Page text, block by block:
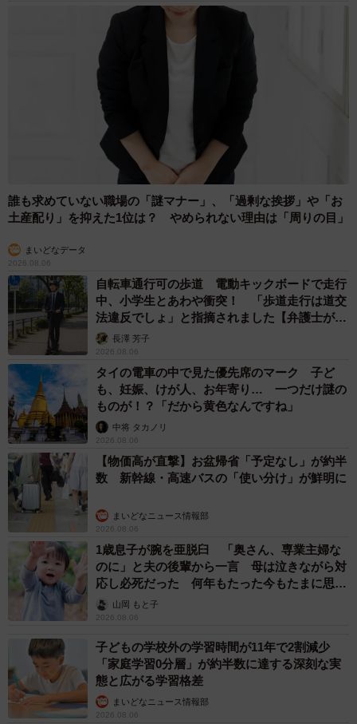
誰も求めていない職場の「謎マナー」、「過剰な挨拶」や「お
土産配り」を抑えた1位は？ やめられない理由は「周りの目」
まいどなデータ
2026.08.06
自転車通行可の歩道 電動キックボードで走行
中、小学生とあわや衝突！ 「歩道走行は道交
法違反でしょ」と指摘されました【弁護士が解
説】長澤 芳子
2026.08.06
タイの電車の中で見た優先席のマーク 子ど
も、妊娠、けが人、お年寄り… 一つだけ謎の
ものが！？「だから黄色なんですね」
中将 タカノリ
2026.08.06
【物価高が直撃】お盆帰省「予定なし」が約半
数 新幹線・高速バスの「使い分け」が鮮明に
まいどなニュース情報部
2026.08.06
1歳息子が腕を亜脱臼 「奥さん、専業主婦な
のに」と夫の後輩から一言 母は泣きながら対
応し必死だった 何年もたった今もたまに思い
出し…山岡 もと子
2026.08.06
子どもの学校外の学習時間が11年で2割減少
「家庭学習0分層」が約半数に達する深刻な実
態と広がる学習格差
まいどなニュース情報部
2026.08.06